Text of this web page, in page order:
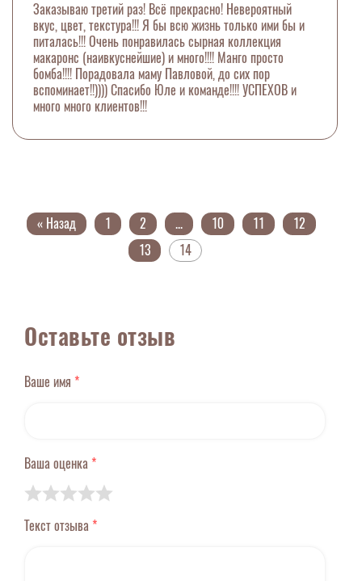
Заказываю третий раз! Всё прекрасно! Невероятный
вкус, цвет, текстура!!! Я бы всю жизнь только ими бы и
питалась!!! Очень понравилась сырная коллекция
макаронс (наивкуснейшие) и много!!!! Манго просто
бомба!!!! Порадовала маму Павловой, до сих пор
вспоминает!!)))) Спасибо Юле и команде!!!! УСПЕХОВ и
много много клиентов!!!
« Назад 1 2 ... 10 11
12
13
14
Оставьте отзыв
Ваше имя *
Ваша оценка *
Текст отзыва *